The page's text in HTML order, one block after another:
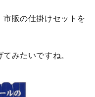
市販の仕掛けセットを
みたいですね。